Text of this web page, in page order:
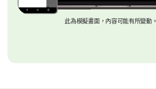
此為模擬畫面，內容可能有所變動。